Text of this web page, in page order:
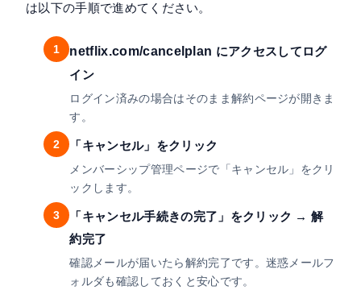
は以下の手順で進めてください。
1 netflix.com/cancelplan にアクセスしてログ
イン
ログイン済みの場合はそのまま解約ページが開きま
す。
2 「キャンセル」をクリック
メンバーシップ管理ページで「キャンセル」をクリ
ックします。
3
「キャンセル手続きの完了」をクリック → 解
約完了
確認メールが届いたら解約完了です。迷惑メールフ
ォルダも確認しておくと安心です。